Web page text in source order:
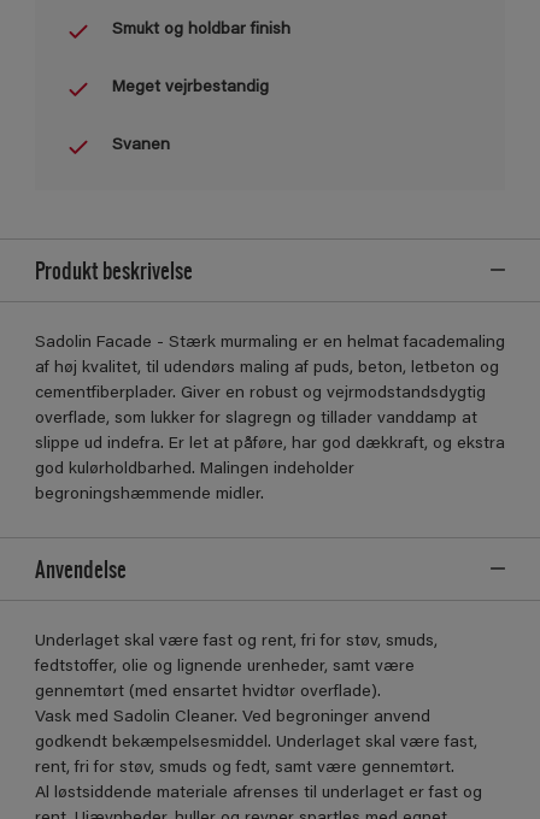
Smukt og holdbar finish
Meget vejrbestandig
Svanen
Produkt beskrivelse
Sadolin Facade - Stærk murmaling er en helmat facademaling
af høj kvalitet, til udendørs maling af puds, beton, letbeton og
cementfiberplader. Giver en robust og vejrmodstandsdygtig
overflade, som lukker for slagregn og tillader vanddamp at
slippe ud indefra. Er let at påføre, har god dækkraft, og ekstra
god kulørholdbarhed. Malingen indeholder
begroningshæmmende midler.
Anvendelse
Underlaget skal være fast og rent, fri for støv, smuds,
fedtstoffer, olie og lignende urenheder, samt være
gennemtørt (med ensartet hvidtør overflade).
Vask med Sadolin Cleaner. Ved begroninger anvend
godkendt bekæmpelsesmiddel. Underlaget skal være fast,
rent, fri for støv, smuds og fedt, samt være gennemtørt.
Al løstsiddende materiale afrenses til underlaget er fast og